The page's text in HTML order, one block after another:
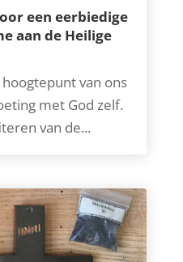
een eerbiedige
aan de Heilige
van ons
met God zelf.
van de...